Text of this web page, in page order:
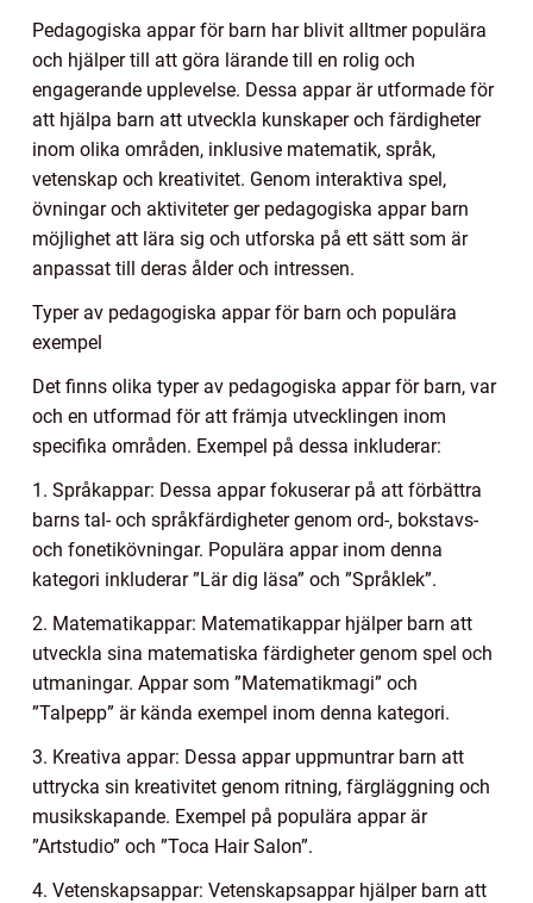
Pedagogiska appar för barn har blivit alltmer populära
och hjälper till att göra lärande till en rolig och
engagerande upplevelse. Dessa appar är utformade för
att hjälpa barn att utveckla kunskaper och färdigheter
inom olika områden, inklusive matematik, språk,
vetenskap och kreativitet. Genom interaktiva spel,
övningar och aktiviteter ger pedagogiska appar barn
möjlighet att lära sig och utforska på ett sätt som är
anpassat till deras ålder och intressen.
Typer av pedagogiska appar för barn och populära
exempel
Det finns olika typer av pedagogiska appar för barn, var
och en utformad för att främja utvecklingen inom
specifika områden. Exempel på dessa inkluderar:
1. Språkappar: Dessa appar fokuserar på att förbättra
barns tal- och språkfärdigheter genom ord-, bokstavs-
och fonetikövningar. Populära appar inom denna
kategori inkluderar ”Lär dig läsa” och ”Språklek”.
2. Matematikappar: Matematikappar hjälper barn att
utveckla sina matematiska färdigheter genom spel och
utmaningar. Appar som ”Matematikmagi” och
”Talpepp” är kända exempel inom denna kategori.
3. Kreativa appar: Dessa appar uppmuntrar barn att
uttrycka sin kreativitet genom ritning, färgläggning och
musikskapande. Exempel på populära appar är
”Artstudio” och ”Toca Hair Salon”.
4. Vetenskapsappar: Vetenskapsappar hjälper barn att